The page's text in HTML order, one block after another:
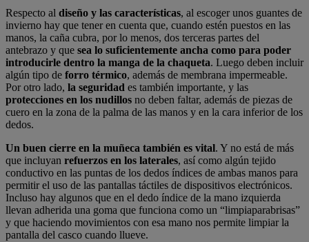
Respecto al diseño y las características, al escoger unos guantes de
invierno hay que tener en cuenta que, cuando estén puestos en las
manos, la caña cubra, por lo menos, dos terceras partes del
antebrazo y que sea lo suficientemente ancha como para poder
introducirle dentro la manga de la chaqueta. Luego deben incluir
algún tipo de forro térmico, además de membrana impermeable.
Por otro lado, la seguridad es también importante, y las
protecciones en los nudillos no deben faltar, además de piezas de
cuero en la zona de la palma de las manos y en la cara inferior de los
dedos.
Un buen cierre en la muñeca también es vital. Y no está de más
que incluyan refuerzos en los laterales, así como algún tejido
conductivo en las puntas de los dedos índices de ambas manos para
permitir el uso de las pantallas táctiles de dispositivos electrónicos.
Incluso hay algunos que en el dedo índice de la mano izquierda
llevan adherida una goma que funciona como un “limpiaparabrisas”
y que haciendo movimientos con esa mano nos permite limpiar la
pantalla del casco cuando llueve.